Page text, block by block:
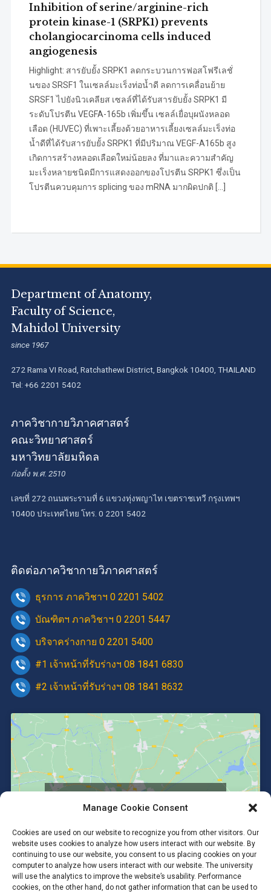
Manage Cookie Consent
Cookies are used on our website to recognize you from other visitors. Our
website uses cookies to analyze how users interact with our website. By
continuing to use our website, you consent to us placing cookies on your
computer to analyze how users interact with our website. The university
will use the analytics to improve the website’s usability. Performance
cookies, on the other hand, do not gather information that can be used to
Inhibition of serine/arginine-rich
protein kinase-1 (SRPK1) prevents
cholangiocarcinoma cells induced
angiogenesis
Highlight: สารยับยั้ง SRPK1 ลดกระบวนการฟอสโฟรีเลชั่
นของ SRSF1 ในเซลล์มะเร็งท่อน้ำดี ลดการเคลื่อนย้าย
SRSF1 ไปยังนิวเคลียส เซลล์ที่ได้รับสารยับยั้ง SRPK1 มี
ระดับโปรตีน VEGFA-165b เพิ่มขึ้น เซลล์เยื่อบุผนังหลอด
เลือด (HUVEC) ที่เพาะเลี้ยงด้วยอาหารเลี้ยงเซลล์มะเร็งท่อ
น้ำดีที่ได้รับสารยับยั้ง SRPK1 ที่มีปริมาณ VEGF-A165b สูง
เกิดการสร้างหลอดเลือดใหม่น้อยลง ที่มาและความสำคัญ
มะเร็งหลายชนิดมีการแสดงออกของโปรตีน SRPK1 ซึ่งเป็น
โปรตีนควบคุมการ splicing ของ mRNA มากผิดปกติ […]
Department of Anatomy,
Faculty of Science,
Mahidol University
since 1967
272 Rama VI Road, Ratchathewi District, Bangkok 10400, THAILAND
Tel: +66 2201 5402
ภาควิชากายวิภาคศาสตร์
คณะวิทยาศาสตร์
มหาวิทยาลัยมหิดล
ก่อตั้ง พ.ศ. 2510
เลขที่ 272 ถนนพระรามที่ 6 แขวงทุ่งพญาไท เขตราชเทวี กรุงเทพฯ
10400 ประเทศไทย โทร. 0 2201 5402
ติดต่อภาควิชากายวิภาคศาสตร์
ธุรการ ภาควิชาฯ 0 2201 5402
บัณฑิตฯ ภาควิชาฯ 0 2201 5447
บริจาคร่างกาย 0 2201 5400
#1 เจ้าหน้าที่รับร่างฯ 08 1841 6830
#2 เจ้าหน้าที่รับร่างฯ 08 1841 8632
enable this content